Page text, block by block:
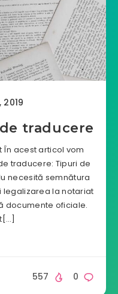
2019
traducere
În acest articol vom
traducere: Tipuri de
necesită semnătura
legalizarea la notariat
documente oficiale.
0
557